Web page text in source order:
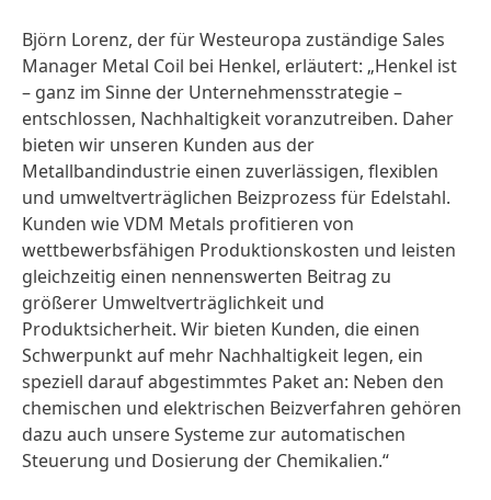
Björn Lorenz, der für Westeuropa zuständige Sales
Manager Metal Coil bei Henkel, erläutert: „Henkel ist
– ganz im Sinne der Unternehmensstrategie –
entschlossen, Nachhaltigkeit voranzutreiben. Daher
bieten wir unseren Kunden aus der
Metallbandindustrie einen zuverlässigen, flexiblen
und umweltverträglichen Beizprozess für Edelstahl.
Kunden wie VDM Metals profitieren von
wettbewerbsfähigen Produktionskosten und leisten
gleichzeitig einen nennenswerten Beitrag zu
größerer Umweltverträglichkeit und
Produktsicherheit. Wir bieten Kunden, die einen
Schwerpunkt auf mehr Nachhaltigkeit legen, ein
speziell darauf abgestimmtes Paket an: Neben den
chemischen und elektrischen Beizverfahren gehören
dazu auch unsere Systeme zur automatischen
Steuerung und Dosierung der Chemikalien.“